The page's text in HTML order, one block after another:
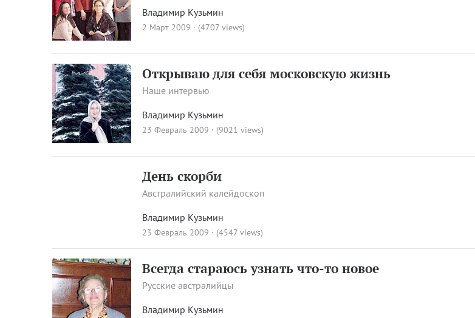
Владимир Кузьмин
2 Март 2009 · (4707 views)
Открываю для себя московскую жизнь
Наше интервью
Владимир Кузьмин
23 Февраль 2009 · (9021 views)
День скорби
Австралийский калейдоскоп
Владимир Кузьмин
23 Февраль 2009 · (4547 views)
Всегда стараюсь узнать что-то новое
Русские австралийцы
Владимир Кузьмин